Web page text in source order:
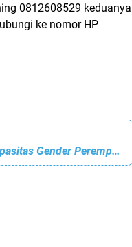
0812608529 keduanya
ke nomor HP
Puspa Aceh Ikuti Pembekalan Cara Tingkatkan Kapasitas Gender Perempuan